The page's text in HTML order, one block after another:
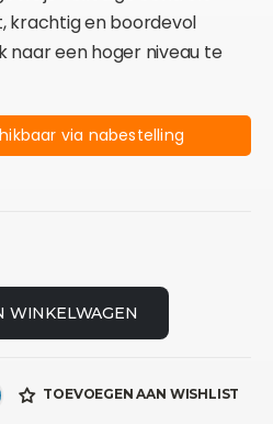
krachtig en boordevol
naar een hoger niveau te
via nabestelling
WINKELWAGEN
TOEVOEGEN AAN WISHLIST